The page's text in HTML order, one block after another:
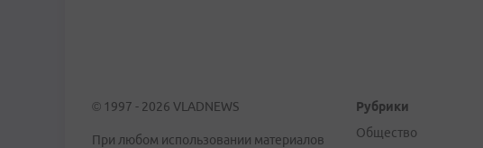
© 1997 - 2026 VLADNEWS
При любом использовании материалов
Рубрики
Общество